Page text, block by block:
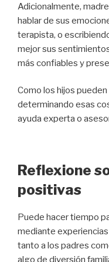
Adicionalmente,
hablar de sus
terapista, o
mejor sus
más confiables y
Como los hijos
determinando esas
ayuda experta o
Reflexione
positivas
Puede hacer tiempo
mediante
tanto a los padres
algo de diversión